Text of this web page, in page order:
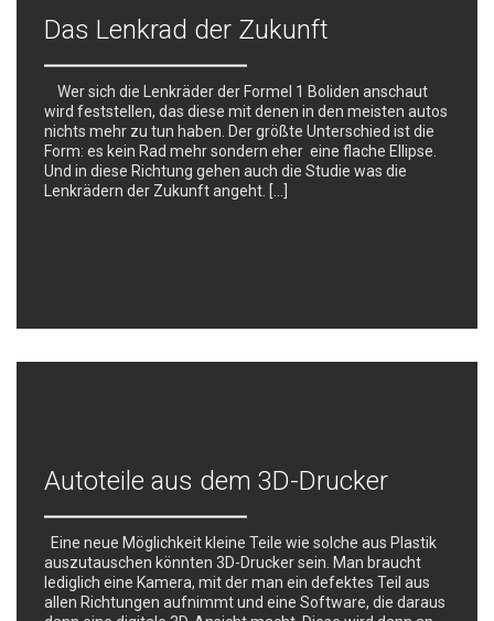
Das Lenkrad der Zukunft
Wer sich die Lenkräder der Formel 1 Boliden anschaut
wird feststellen, das diese mit denen in den meisten autos
nichts mehr zu tun haben. Der größte Unterschied ist die
Form: es kein Rad mehr sondern eher eine flache Ellipse.
Und in diese Richtung gehen auch die Studie was die
Lenkrädern der Zukunft angeht. […]
Autoteile aus dem 3D-Drucker
Eine neue Möglichkeit kleine Teile wie solche aus Plastik
auszutauschen könnten 3D-Drucker sein. Man braucht
lediglich eine Kamera, mit der man ein defektes Teil aus
allen Richtungen aufnimmt und eine Software, die daraus